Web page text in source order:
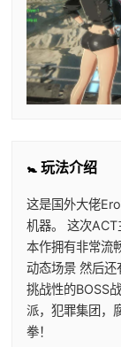
🚼 玩法介绍
这是国外大佬
机器。 这次
本作拥有非常流
动态场景 然后
挑战性的BOSS
派，犯罪集团，
拳！